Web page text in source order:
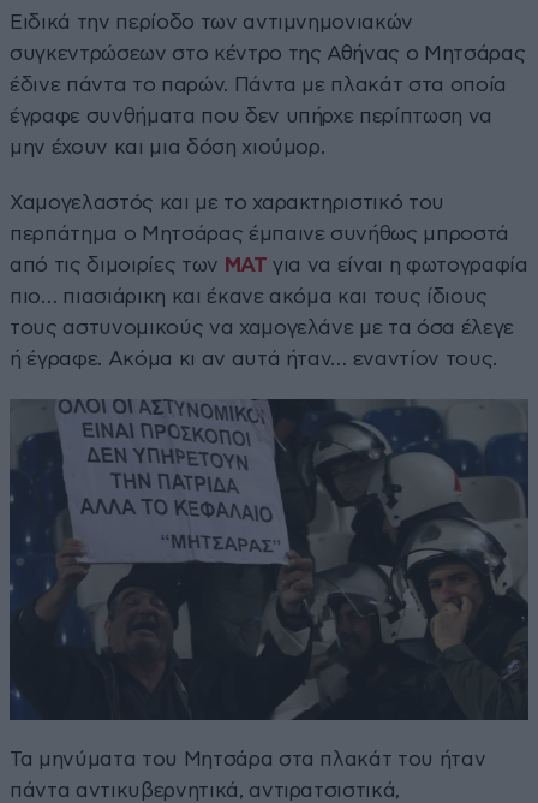
Ειδικά την περίοδο των αντιμνημονιακών
συγκεντρώσεων στο κέντρο της Αθήνας ο Μητσάρας
έδινε πάντα το παρών. Πάντα με πλακάτ στα οποία
έγραφε συνθήματα που δεν υπήρχε περίπτωση να
μην έχουν και μια δόση χιούμορ.
Χαμογελαστός και με το χαρακτηριστικό του
περπάτημα ο Μητσάρας έμπαινε συνήθως μπροστά
από τις διμοιρίες των ΜΑΤ για να είναι η φωτογραφία
πιο… πιασιάρικη και έκανε ακόμα και τους ίδιους
τους αστυνομικούς να χαμογελάνε με τα όσα έλεγε
ή έγραφε. Ακόμα κι αν αυτά ήταν… εναντίον τους.
Τα μηνύματα του Μητσάρα στα πλακάτ του ήταν
πάντα αντικυβερνητικά, αντιρατσιστικά,